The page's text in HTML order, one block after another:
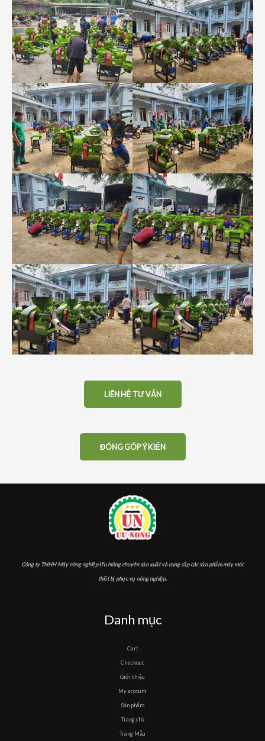
LIÊN HỆ TƯ VẤN
ĐÓNG GÓP Ý KIẾN
Công ty TNHH Máy nông nghiệp Ưu Nông chuyên sản xuất và cung cấp các sản phẩm máy móc
thiết bị phục vụ nông nghiệp.
Danh mục
Cart
Checkout
Giới thiệu
My account
Sản phẩm
Trang chủ
Trang Mẫu